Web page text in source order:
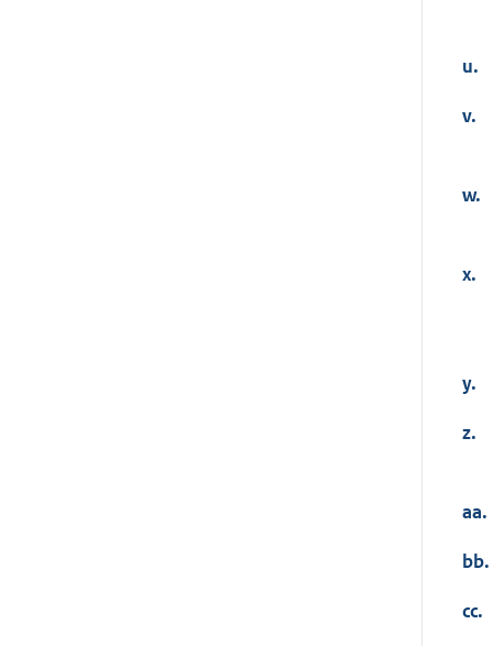
u.
v.
w.
x.
y.
z.
aa.
bb.
cc.